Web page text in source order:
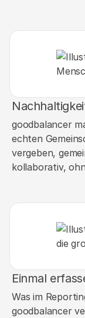
goodbalancer
echten
vergeben,
kollaborativ,
Einmal
Was im
goodbalancer